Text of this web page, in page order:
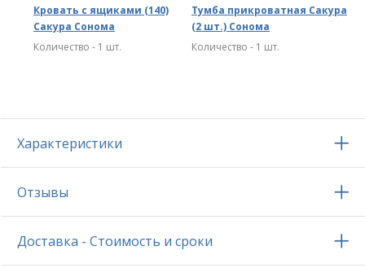
Кровать с ящиками (140)
Сакура Сонома
Количество - 1 шт.
Тумба прикроватная Сакура
(2 шт.) Сонома
Количество - 1 шт.
Характеристики
Отзывы
Доставка - Стоимость и сроки